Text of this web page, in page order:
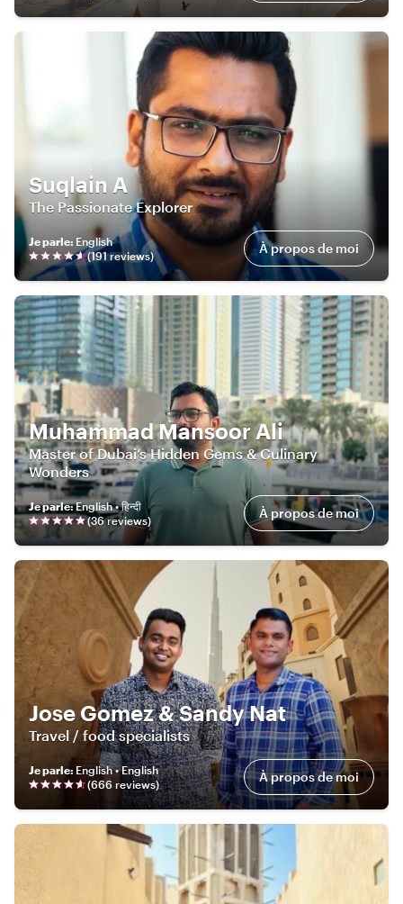
Suqlain A
The Passionate Explorer
Je parle: English
(191reviews) À propos de moi
Muhammad Mansoor Ali
Master of Dubai’s Hidden Gems & Culinary
Wonders
Je parle:English • हिन्दी
(36reviews) À propos de moi
Jose Gomez & Sandy Nat
Travel / food specialists
Je parle:English • English
(666 reviews) À propos de moi